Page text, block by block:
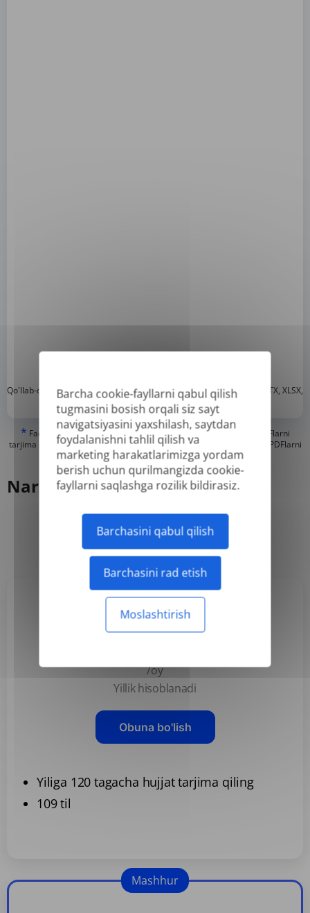
Barcha cookie-fayllarni qabul qilish
tugmasini bosish orqali siz sayt
navigatsiyasini yaxshilash, saytdan
foydalanishni tahlil qilish va
marketing harakatlarimizga yordam
berish uchun qurilmangizda cookie-
fayllarni saqlashga rozilik bildirasiz.
Barchasini qabul qilish
Barchasini rad etish
Moslashtirish
Qo'llab-quvvatlanadigan formatlar: DOC, DOCX, ODT, PDF*, CSV, PPTX, XLSX,
XLS, RTF, TXT
* Faqat "haqiqiy" yoki raqamli yaratilgan PDF va qidiriladigan PDFlarni
tarjima qila olishimiz mumkin, lekin "faqat rasm" yoki skanerlangan PDFlarni
tarjima qila olmaymiz.
Narx
Oylik Har yili -50%
Basic
/oy
Yillik hisoblanadi
Obuna bo'lish
Yiliga 120 tagacha hujjat tarjima qiling
109 til
Mashhur